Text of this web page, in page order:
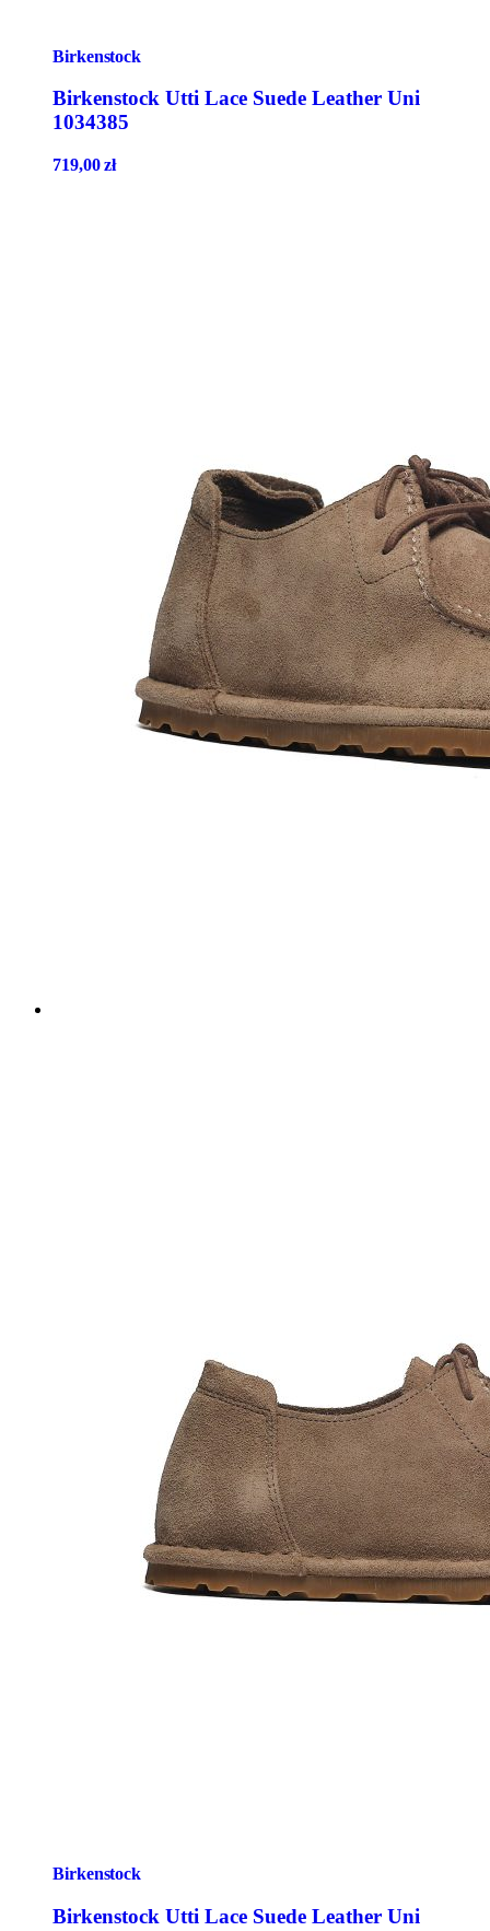
Birkenstock
Birkenstock Utti Lace Suede Leather Uni
1034385
719,00zł
Birkenstock
Birkenstock Utti Lace Suede Leather Uni